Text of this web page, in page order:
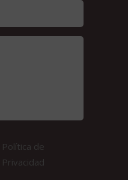
Política de
Privacidad